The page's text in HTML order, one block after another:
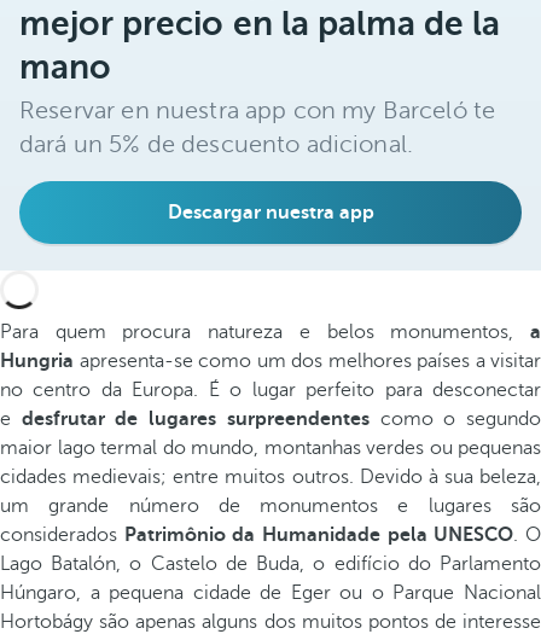
mejor precio en la palma de la
mano
Reservar en nuestra app con my Barceló te
dará un 5% de descuento adicional.
Descargar nuestra app
Para quem procura natureza e belos monumentos, a
Hungria apresenta-se como um dos melhores países a visitar
no centro da Europa. É o lugar perfeito para desconectar
e desfrutar de lugares surpreendentescomo o segundo
maior lago termal do mundo, montanhas verdes ou pequenas
cidades medievais; entre muitos outros. Devido à sua beleza,
um grande número de monumentos e lugares são
considerados Patrimônio da Humanidade pela UNESCO. O
Lago Batalón, o Castelo de Buda, o edifício do Parlamento
Húngaro, a pequena cidade de Eger ou o Parque Nacional
Hortobágy são apenas alguns dos muitos pontos de interesse